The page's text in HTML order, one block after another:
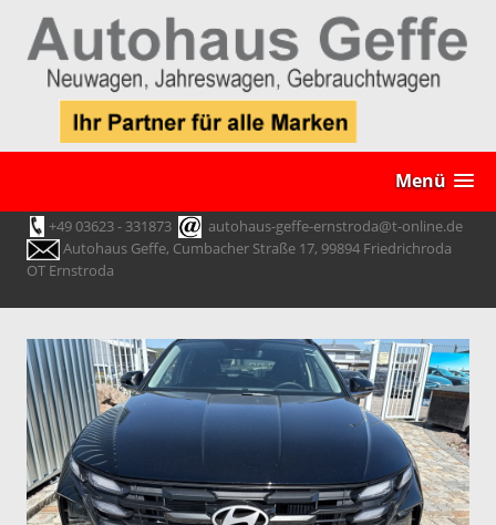
Menü
+49 03623 - 331873
autohaus-geffe-ernstroda@t-online.de
Autohaus Geffe, Cumbacher Straße 17, 99894 Friedrichroda
OT Ernstroda